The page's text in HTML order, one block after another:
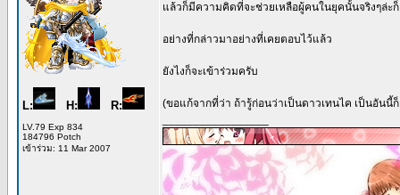
L: H: R:
LV.79 Exp 834
184796 Potch
เข้าร่วม: 11 Mar 2007
แล้วก็มีความคิดที่จะช่วยเหลือผู้คนในยุคนั้นจริงๆล่ะก็
อย่างที่กล่าวมาอย่างที่เคยตอบไว้แล้ว
ยังไงก็จะเข้าร่วมครับ
(ขอแก้จากที่ว่า ถ้ารู้ก่อนว่าเป็นดาวเทนไค เป็นอันนี้